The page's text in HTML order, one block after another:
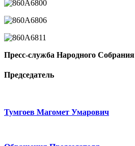
Пресс-служба Народного
Председатель
Тумгоев Магомет Умарович